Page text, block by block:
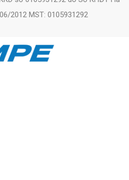
2012 MST: 0105931292